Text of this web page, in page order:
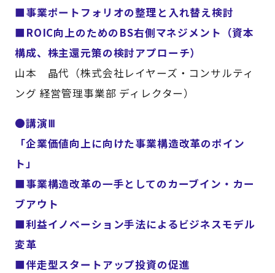
■事業ポートフォリオの整理と入れ替え検討
■ROIC向上のためのBS右側マネジメント（資本
構成、株主還元策の検討アプローチ）
山本 晶代（株式会社レイヤーズ・コンサルティ
ング 経営管理事業部 ディレクター）
●講演Ⅲ
「企業価値向上に向けた事業構造改革のポイン
ト」
■事業構造改革の一手としてのカーブイン・カー
ブアウト
■利益イノベーション手法によるビジネスモデル
変革
■伴走型スタートアップ投資の促進